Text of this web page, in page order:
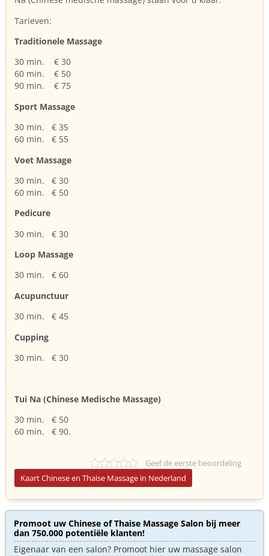
Tarieven:
Traditionele Massage
30 min. € 30
60 min. € 50
90 min. € 75
Sport Massage
30 min. € 35
60 min. € 55
Voet Massage
30 min. € 30
60 min. € 50
Pedicure
30 min. € 30
Loop Massage
30 min. € 60
Acupunctuur
30 min. € 45
Cupping
30 min. € 30
Tui Na (Chinese Medische Massage)
30 min. € 50
60 min. € 90.
Geef de eerste beoordeling
Kaart Chinese en Thaise Massage in Nederland
Promoot uw Chinese of Thaise Massage Salon bij meer
dan 750.000 potentiële klanten!
Eigenaar van een salon? Promoot hier uw massage salon